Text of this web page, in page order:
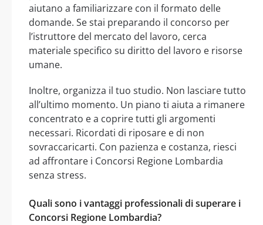
aiutano a familiarizzare con il formato delle
domande. Se stai preparando il concorso per
l’istruttore del mercato del lavoro, cerca
materiale specifico su diritto del lavoro e risorse
umane.
Inoltre, organizza il tuo studio. Non lasciare tutto
all’ultimo momento. Un piano ti aiuta a rimanere
concentrato e a coprire tutti gli argomenti
necessari. Ricordati di riposare e di non
sovraccaricarti. Con pazienza e costanza, riesci
ad affrontare i Concorsi Regione Lombardia
senza stress.
Quali sono i vantaggi professionali di superare i
Concorsi Regione Lombardia?